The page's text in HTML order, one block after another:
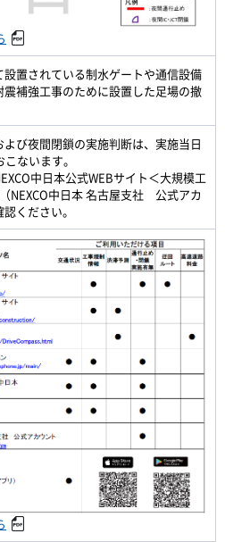
置されている制水ゲートや通信設備
震補強工事のために設置した足場の撤
び夜間閉鎖の実施判断は、実施当日
ないます。
中日本公式WEBサイト＜大規模工
NEXCO中日本 名古屋支社 公式アカ
ください。